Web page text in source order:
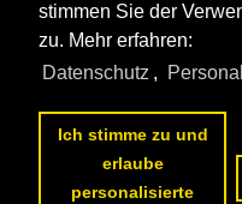
stimmen Sie der
zu. Mehr erfahren:
Datenschutz ,
Ich stimme zu und
erlaube
personalisierte